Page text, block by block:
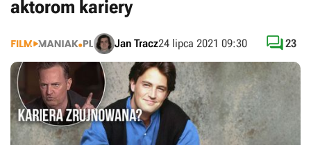
aktorom kariery
Jan Tracz24 lipca 2021 09:30 23